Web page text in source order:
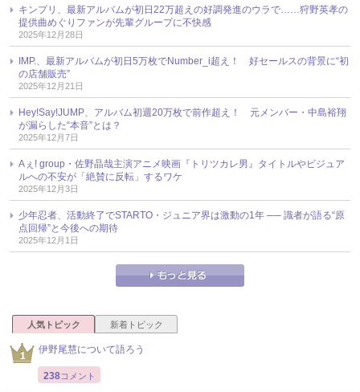
キンプリ、最新アルバムが初日22万超えの好調発進のウラで……狩野英孝の
提供曲めぐりファンが先輩グループに不快感
2025年12月28日
IMP.、最新アルバムが初日5万枚でNumber_i超え！ 好セールスの背景に“初
の店舗販売”
2025年12月21日
Hey!Say!JUMP、アルバム初週20万枚で前作超え！ 元メンバー・中島裕翔
が漏らした“本音”とは？
2025年12月7日
Aぇ! group・佐野晶哉主演アニメ映画『トリツカレ男』タイトルやビジュア
ルへの不安が「絶賛に反転」するワケ
2025年12月3日
少年忍者、活動終了でSTARTO・ジュニア界は激動の1年 ── 識者が語る“原
点回帰”と今後への期待
2025年12月1日
人気トピック 新着トピック
伊野尾慧について語ろう
238コメント